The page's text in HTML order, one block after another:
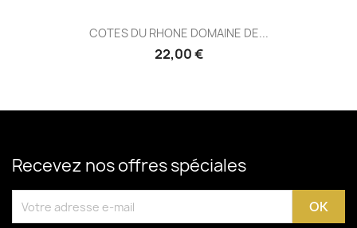
COTES DU RHONE DOMAINE DE...
22,00 €
Recevez nos offres spéciales